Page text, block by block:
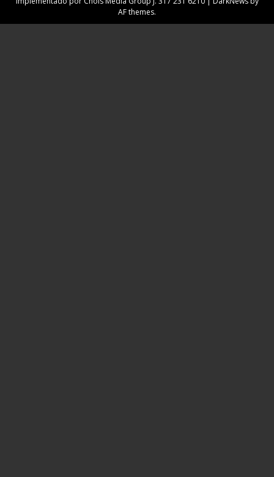
AF themes.